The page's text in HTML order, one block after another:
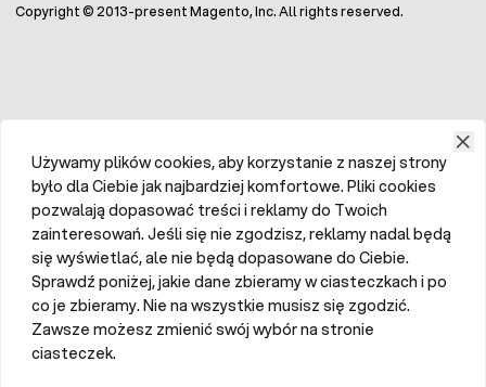
Copyright © 2013-present Magento, Inc. All rights reserved.
Używamy plików cookies, aby korzystanie z naszej strony
było dla Ciebie jak najbardziej komfortowe. Pliki cookies
pozwalają dopasować treści i reklamy do Twoich
zainteresowań. Jeśli się nie zgodzisz, reklamy nadal będą
się wyświetlać, ale nie będą dopasowane do Ciebie.
Sprawdź poniżej, jakie dane zbieramy w ciasteczkach i po
co je zbieramy. Nie na wszystkie musisz się zgodzić.
Zawsze możesz zmienić swój wybór na stronie
ciasteczek.